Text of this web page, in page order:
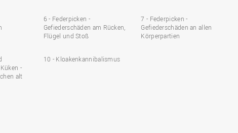
6 - Federpicken -
Gefiederschäden am Rücken,
Flügel und Stoß
7 - Federpicken -
Gefiederschäden an allen
Körperpartien
-
alt
10 - Kloakenkannibalismus